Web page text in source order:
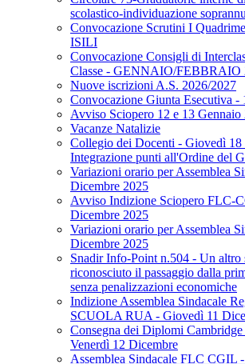
scolastico-individuazione
Convocazione Scrutini I
ISILI
Convocazione Consigli di
Classe - GENNAIO/FEBBRAIO
Nuove iscrizioni A.S. 2026/2027
Convocazione Giunta Esecutiva -
Avviso Sciopero 12 e 13 Gennaio
Vacanze Natalizie
Collegio dei Docenti - Giovedì 18
Integrazione punti all'Ordine del
Variazioni orario per Assemblea
Dicembre 2025
Avviso Indizione Sciopero FLC-
Dicembre 2025
Variazioni orario per Assemblea
Dicembre 2025
Snadir Info-Point n.504 - Un altro
riconosciuto il passaggio dalla
senza penalizzazioni economiche
Indizione Assemblea Sindacale
SCUOLA RUA - Giovedì 11
Consegna dei Diplomi
Venerdì 12 Dicembre
Assemblea Sindacale FLC CGIL